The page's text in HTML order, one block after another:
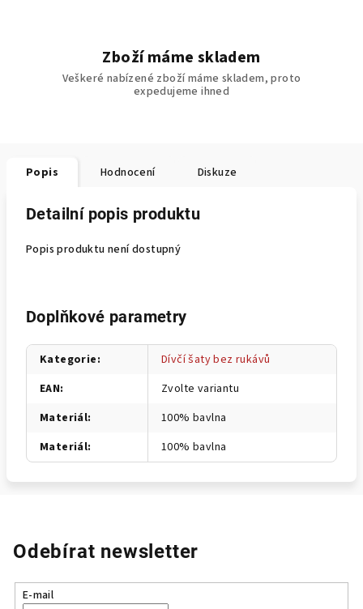
Zboží máme skladem
Veškeré nabízené zboží máme skladem, proto
expedujeme ihned
Popis Hodnocení Diskuze
Detailní popis produktu
Popis produktu není dostupný
Doplňkové parametry
Kategorie:
Dívčí šaty bez rukávů
EAN:
Zvolte variantu
Materiál:
100% bavlna
Materiál: 100% bavlna
Odebírat newsletter
E-mail